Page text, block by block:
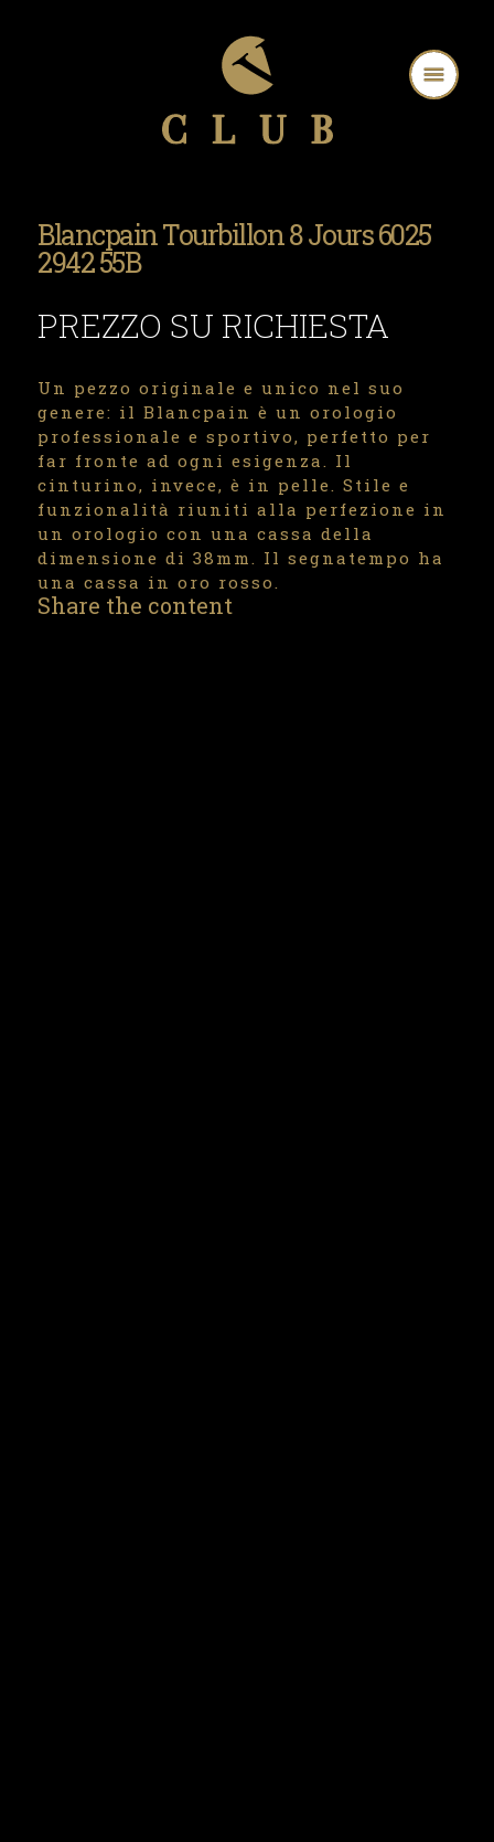
Blancpain Tourbillon 8 Jours 6025
2942 55B
PREZZO SU RICHIESTA
Un pezzo originale e unico nel suo
genere: il Blancpain è un orologio
professionale e sportivo, perfetto per
far fronte ad ogni esigenza. Il
cinturino, invece, è in pelle. Stile e
funzionalità riuniti alla perfezione in
un orologio con una cassa della
dimensione di 38mm. Il segnatempo ha
una cassa in oro rosso.
Share the content